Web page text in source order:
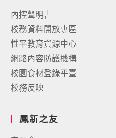
內控聲明書
校務資料開放專區
性平教育資源中心
網路內容防護機構
校園食材登錄平臺
校務反映
鳳新之友